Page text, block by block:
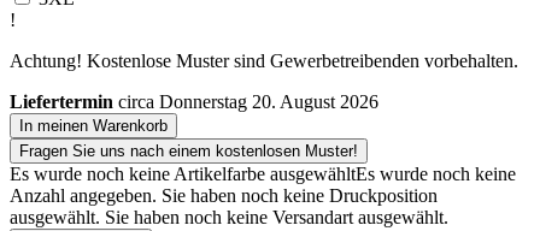
!
Achtung! Kostenlose Muster sind Gewerbetreibenden vorbehalten.
Liefertermin circa Donnerstag 20. August 2026
In meinen Warenkorb
Fragen Sie uns nach einem kostenlosen Muster!
Es wurde noch keine Artikelfarbe ausgewähltEs wurde noch keine
Anzahl angegeben. Sie haben noch keine Druckposition
ausgewählt. Sie haben noch keine Versandart ausgewählt.